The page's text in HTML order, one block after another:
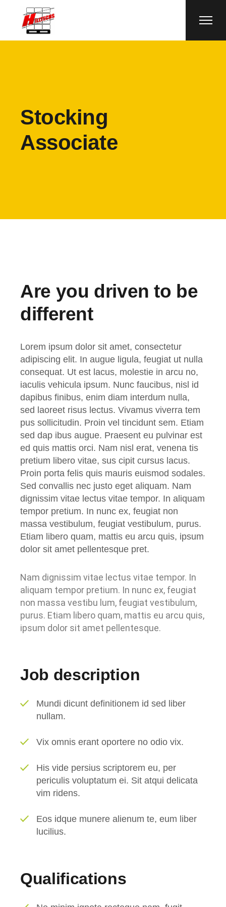
Stocking
Associate
Are you driven to be
different
Lorem ipsum dolor sit amet, consectetur
adipiscing elit. In augue ligula, feugiat ut nulla
consequat. Ut est lacus, molestie in arcu no,
iaculis vehicula ipsum. Nunc faucibus, nisl id
dapibus finibus, enim diam interdum nulla,
sed laoreet risus lectus. Vivamus viverra tem
pus sollicitudin. Proin vel tincidunt sem. Etiam
sed dap ibus augue. Praesent eu pulvinar est
ed quis mattis orci. Nam nisl erat, venena tis
pretium libero vitae, sus cipit cursus lacus.
Proin porta felis quis mauris euismod sodales.
Sed convallis nec justo eget aliquam. Nam
dignissim vitae lectus vitae tempor. In aliquam
tempor pretium. In nunc ex, feugiat non
massa vestibulum, feugiat vestibulum, purus.
Etiam libero quam, mattis eu arcu quis, ipsum
dolor sit amet pellentesque pret.
Nam dignissim vitae lectus vitae tempor. In
aliquam tempor pretium. In nunc ex, feugiat
non massa vestibu lum, feugiat vestibulum,
purus. Etiam libero quam, mattis eu arcu quis,
ipsum dolor sit amet pellentesque.
Job description
Mundi dicunt definitionem id sed liber
nullam.
Vix omnis erant oportere no odio vix.
His vide persius scriptorem eu, per
periculis voluptatum ei. Sit atqui delicata
vim ridens.
Eos idque munere alienum te, eum liber
lucilius.
Qualifications